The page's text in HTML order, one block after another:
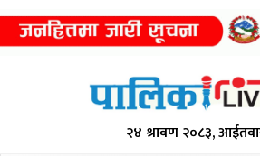
२४ श्रावण २०८३,